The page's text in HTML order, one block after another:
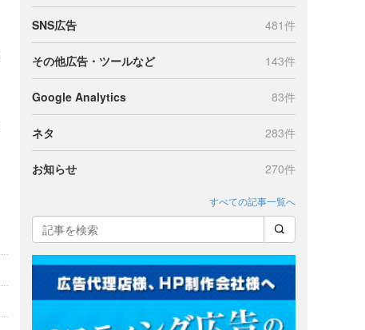
SNS広告 481件
その他広告・ツールなど 143件
Google Analytics 83件
ネタ 283件
お知らせ 270件
すべての記事一覧へ